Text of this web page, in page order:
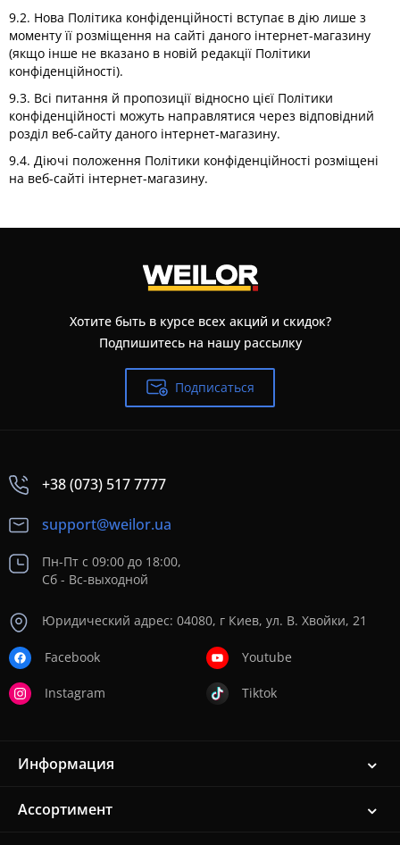
9.2. Нова Політика конфіденційності вступає в дію лише з
моменту її розміщення на сайті даного інтернет-магазину
(якщо інше не вказано в новій редакції Політики
конфіденційності).
9.3. Всі питання й пропозиції відносно цієї Політики
конфіденційності можуть направлятися через відповідний
розділ веб-сайту даного інтернет-магазину.
9.4. Діючі положення Політики конфіденційності розміщені
на веб-сайті інтернет-магазину.
Хотите быть в курсе всех акций и скидок?
Подпишитесь на нашу рассылку
Подписаться
+38 (073) 517 7777
support@weilor.ua
Пн-Пт с 09:00 до 18:00,
Сб - Вс-выходной
Юридический адрес: 04080, г Киев, ул. В. Хвойки, 21
Facebook
Instagram
Youtube
Tiktok
Информация
Ассортимент